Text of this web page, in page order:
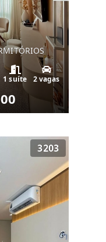
1 suíte 2 vagas
3203